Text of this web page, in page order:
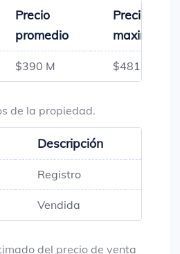
Precio
promedio
Precio
maximo
$390 M $481 M
de la propiedad.
Descripción
Registro
Vendida
del precio de venta